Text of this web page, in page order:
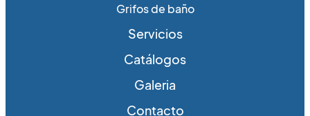
Grifos de baño
Servicios
Catálogos
Galeria
Contacto